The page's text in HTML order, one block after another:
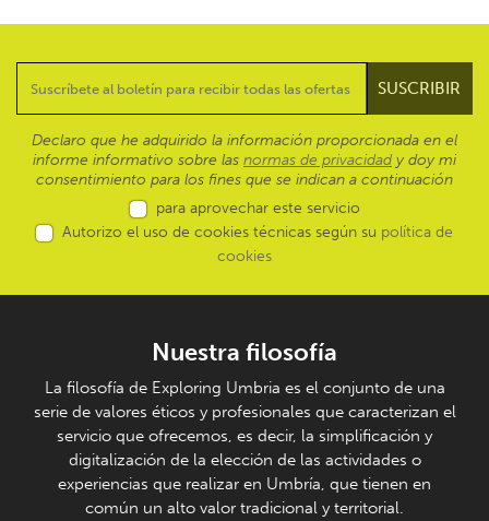
Declaro que he adquirido la información proporcionada en el
informe informativo sobre las normas de privacidad y doy mi
consentimiento para los fines que se indican a continuación
para aprovechar este servicio
Autorizo el uso de cookies técnicas según su política de
cookies
Nuestra filosofía
La filosofía de Exploring Umbria es el conjunto de una
serie de valores éticos y profesionales que caracterizan el
servicio que ofrecemos, es decir, la simplificación y
digitalización de la elección de las actividades o
experiencias que realizar en Umbría, que tienen en
común un alto valor tradicional y territorial.